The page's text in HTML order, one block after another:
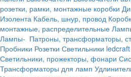
розетки, рамки, монтажные коробки
Изолента Кабель, шнур, провод
монтажные, распределительные
Лампы- Патроны, трансформаторы,
Пробники Розетки Светильники ledcraft
Светильники, прожекторы, фонари
Трансформаторы для ламп